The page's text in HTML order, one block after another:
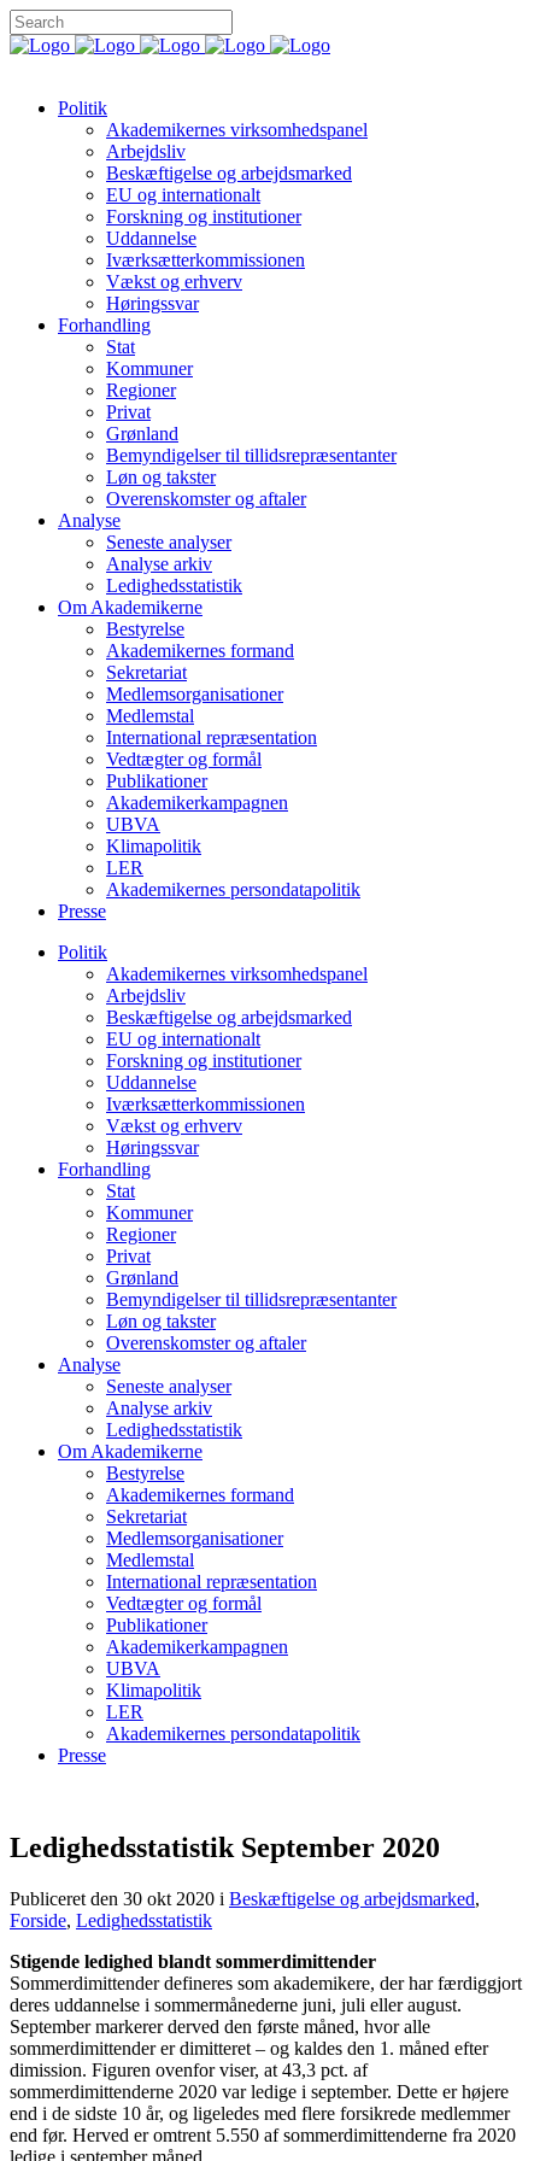
Politik
Akademikernes virksomhedspanel
Arbejdsliv
Beskæftigelse og arbejdsmarked
EU og internationalt
Forskning og institutioner
Uddannelse
Iværksætterkommissionen
Vækst og erhverv
Høringssvar
Forhandling
Stat
Kommuner
Regioner
Privat
Grønland
Bemyndigelser til tillidsrepræsentanter
Løn og takster
Overenskomster og aftaler
Analyse
Seneste analyser
Analyse arkiv
Ledighedsstatistik
Om Akademikerne
Bestyrelse
Akademikernes formand
Sekretariat
Medlemsorganisationer
Medlemstal
International repræsentation
Vedtægter og formål
Publikationer
Akademikerkampagnen
UBVA
Klimapolitik
LER
Akademikernes persondatapolitik
Presse
Politik
Akademikernes virksomhedspanel
Arbejdsliv
Beskæftigelse og arbejdsmarked
EU og internationalt
Forskning og institutioner
Uddannelse
Iværksætterkommissionen
Vækst og erhverv
Høringssvar
Forhandling
Stat
Kommuner
Regioner
Privat
Grønland
Bemyndigelser til tillidsrepræsentanter
Løn og takster
Overenskomster og aftaler
Analyse
Seneste analyser
Analyse arkiv
Ledighedsstatistik
Om Akademikerne
Bestyrelse
Akademikernes formand
Sekretariat
Medlemsorganisationer
Medlemstal
International repræsentation
Vedtægter og formål
Publikationer
Akademikerkampagnen
UBVA
Klimapolitik
LER
Akademikernes persondatapolitik
Presse
Ledighedsstatistik September 2020
Publiceret den 30 okt 2020 i Beskæftigelse og arbejdsmarked,
Forside, Ledighedsstatistik
Stigende ledighed blandt sommerdimittender
Sommerdimittender defineres som akademikere, der har færdiggjort
deres uddannelse i sommermånederne juni, juli eller august.
September markerer derved den første måned, hvor alle
sommerdimittender er dimitteret – og kaldes den 1. måned efter
dimission. Figuren ovenfor viser, at 43,3 pct. af
sommerdimittenderne 2020 var ledige i september. Dette er højere
end i de sidste 10 år, og ligeledes med flere forsikrede medlemmer
end før. Herved er omtrent 5.550 af sommerdimittenderne fra 2020
ledige i september måned.